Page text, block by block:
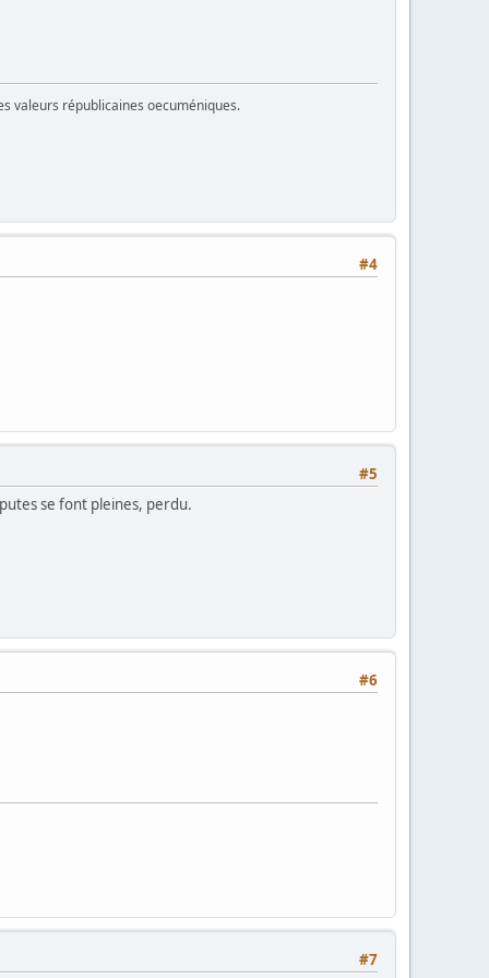
valeurs républicaines oecuméniques.
#4
#5
se font pleines, perdu.
#6
#7